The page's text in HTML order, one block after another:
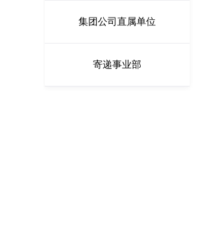
集团公司直属单位
寄递事业部